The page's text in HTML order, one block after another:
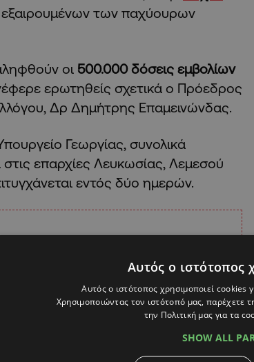
των παχύουρων
οι 500.000 δόσεις εμβολίων
ερωτηθείς σχετικά ο Πρόεδρος
Δρ Δημήτρης Επαμεινώνδας.
Γεωργίας, συνολικά
επαρχίες Λευκωσίας, Λεμεσού
εντός δύο ημερών.
Αυτός ο ιστότοπος
Αυτός ο ιστότοπος χρησιμοποιεί cookies
Χρησιμοποιώντας τον ιστότοπό μας, παρέχετε
την Πολιτική μας για τα
SHOW ALL